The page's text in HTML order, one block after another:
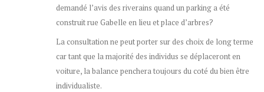
demandé l’avis des riverains quand un parking a été
construit rue Gabelle en lieu et place d’arbres?
La consultation ne peut porter sur des choix de long terme
car tant que la majorité des individus se déplaceront en
voiture, la balance penchera toujours du coté du bien être
individualiste.